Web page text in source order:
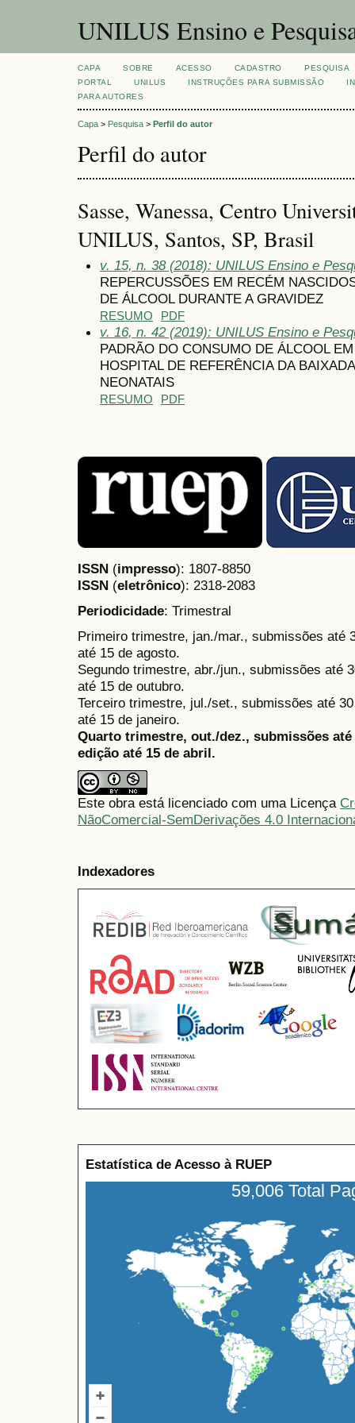
UNILUS Ensino e
CAPA SOBRE ACESSO CADASTRO
PESQUISA
PORTAL
UNILUS INSTRUÇÕES PARA SUBMISSÃO
PARA AUTORES
Capa > Pesquisa > Perfil do autor
Perfil do autor
Sasse, Wanessa, Centro
UNILUS, Santos, SP, Brasil
v. 15, n. 38 (2018): UNILUS Ensino e
REPERCUSSÕES EM RECÉM
DE ÁLCOOL DURANTE A GRAVIDEZ
RESUMO PDF
v. 16, n. 42 (2019): UNILUS Ensino e
PADRÃO DO CONSUMO DE ÁLCOOL
HOSPITAL DE REFERÊNCIA DA
NEONATAIS
RESUMO PDF
ISSN (impresso): 1807-8850
ISSN (eletrônico): 2318-2083
Periodicidade: Trimestral
Primeiro trimestre, jan./mar., submissões até
até 15 de agosto.
Segundo trimestre, abr./jun., submissões até
até 15 de outubro.
Terceiro trimestre, jul./set., submissões até
até 15 de janeiro.
Quarto trimestre, out./dez., submissões
edição até 15 de abril.
Este obra está licenciado com uma Licença
NãoComercial-SemDerivações 4.0
Indexadores
Estatística de Acesso à RUEP
59,006 Total